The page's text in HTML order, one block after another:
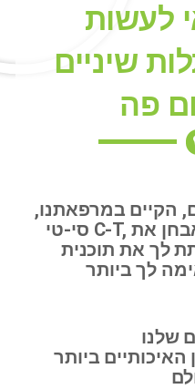
לעשות
שיניים
הקיים במרפאתנו,
סי-טי C-T, פנורמי ועוד, נוכל לאבחן את
לך את תוכנית
האיכותיים ביותר